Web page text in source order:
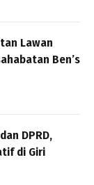
Lawan
Ben’s
DPRD,
di Giri